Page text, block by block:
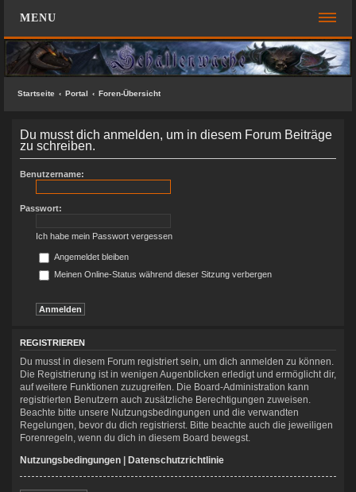
MENU
FOREN-ÜBERSICHT
Aktive Themen
Suche
REGISTRIEREN
KONTAKT
SUCHE
Startseite Portal Foren-Übersicht
Du musst dich anmelden, um in diesem Forum Beiträge
zu schreiben.
Benutzername:
Passwort:
Ich habe mein Passwort vergessen
Angemeldet bleiben
Meinen Online-Status während dieser Sitzung verbergen
REGISTRIEREN
Du musst in diesem Forum registriert sein, um dich anmelden zu können.
Die Registrierung ist in wenigen Augenblicken erledigt und ermöglicht dir,
auf weitere Funktionen zuzugreifen. Die Board-Administration kann
registrierten Benutzern auch zusätzliche Berechtigungen zuweisen.
Beachte bitte unsere Nutzungsbedingungen und die verwandten
Regelungen, bevor du dich registrierst. Bitte beachte auch die jeweiligen
Forenregeln, wenn du dich in diesem Board bewegst.
Nutzungsbedingungen | Datenschutzrichtlinie